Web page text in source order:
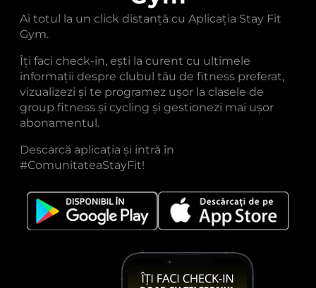
Ai totul la un click distanță cu Aplicația Stay Fit
Gym.
Îți faci check-in, ești la curent cu ultimele
informații despre clubul tău de fitness preferat,
vizualizezi și te programez ușor la clasele de
group fitness și cycling și gestionezi mai ușor
abonamentul.
Descarcă aplicația și intră în
#ComunitateaStayFit!